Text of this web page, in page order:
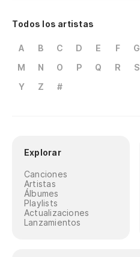
Todos los artistas
A B C D E F G
M
N O P Q R S
Y
Z #
Explorar
Canciones
Artistas
Álbumes
Playlists
Actualizaciones
Lanzamientos